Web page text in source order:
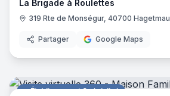
La Brigade à Roulettes
319 Rte de Monségur, 40700 Hagetmau
Partager Google Maps
Établissement Spécialisé